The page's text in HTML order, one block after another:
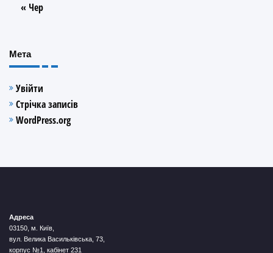
« Чер
Мета
Увійти
Стрічка записів
WordPress.org
Адреса
03150, м. Київ,
вул. Велика Васильківська, 73,
корпус №1, кабінет 231